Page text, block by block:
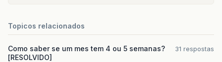
Topicos relacionados
Como saber se um mes tem 4 ou 5 semanas?
[RESOLVIDO]
31 respostas